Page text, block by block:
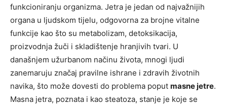
funkcioniranju organizma. Jetra je jedan od najvažnijih
organa u ljudskom tijelu, odgovorna za brojne vitalne
funkcije kao što su metabolizam, detoksikacija,
proizvodnja žuči i skladištenje hranjivih tvari. U
današnjem užurbanom načinu života, mnogi ljudi
zanemaruju značaj pravilne ishrane i zdravih životnih
navika, što može dovesti do problema poput masne jetre.
Masna jetra, poznata i kao steatoza, stanje je koje se